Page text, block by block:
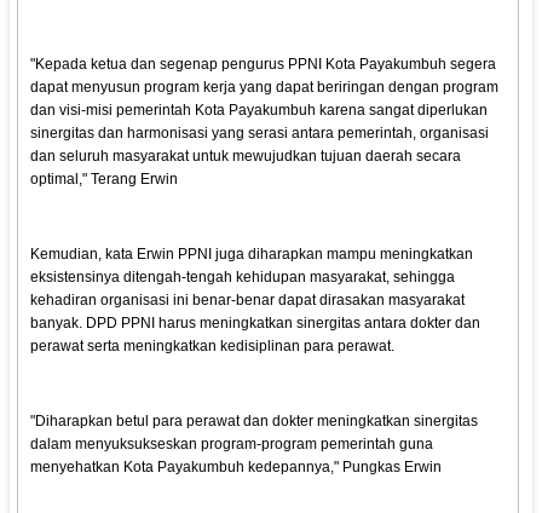
"Kepada ketua dan segenap pengurus PPNI Kota Payakumbuh segera
dapat menyusun program kerja yang dapat beriringan dengan program
dan visi-misi pemerintah Kota Payakumbuh karena sangat diperlukan
sinergitas dan harmonisasi yang serasi antara pemerintah, organisasi
dan seluruh masyarakat untuk mewujudkan tujuan daerah secara
optimal," Terang Erwin
Kemudian, kata Erwin PPNI juga diharapkan mampu meningkatkan
eksistensinya ditengah-tengah kehidupan masyarakat, sehingga
kehadiran organisasi ini benar-benar dapat dirasakan masyarakat
banyak. DPD PPNI harus meningkatkan sinergitas antara dokter dan
perawat serta meningkatkan kedisiplinan para perawat.
"Diharapkan betul para perawat dan dokter meningkatkan sinergitas
dalam menyuksukseskan program-program pemerintah guna
menyehatkan Kota Payakumbuh kedepannya," Pungkas Erwin